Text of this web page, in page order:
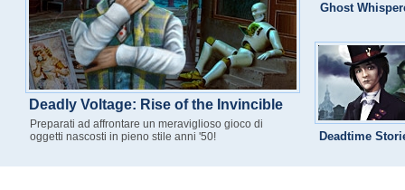
Deadly Voltage: Rise of the Invincible
Preparati ad affrontare un meraviglioso gioco di
oggetti nascosti in pieno stile anni '50!
Ghost
Deadtime